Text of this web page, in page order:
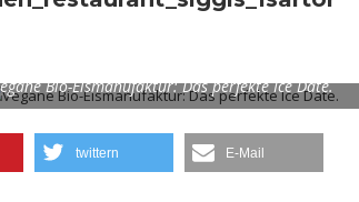
Bio-Eismanufaktur: Das perfekte Ice Date.
twittern E-Mail